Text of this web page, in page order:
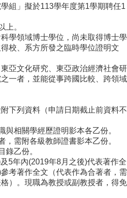
組」擬於113學年度第1學期聘任1
上。
學領域博士學位，尚未取得博士學
校、系方所發之臨時學位證明文
亞文化研究、東亞政治經濟社會研
一者，並能從事跨國比較、跨領域
下列資料（申請日期截止前資料不
與相關學經歷證明影本各乙份。
，需附各級教師證書影本乙份。
錄乙份。
5年內(2019年8月之後)代表著作全
考著作全文（代表作為合著者，需
）。現職為教授或副教授者，得免